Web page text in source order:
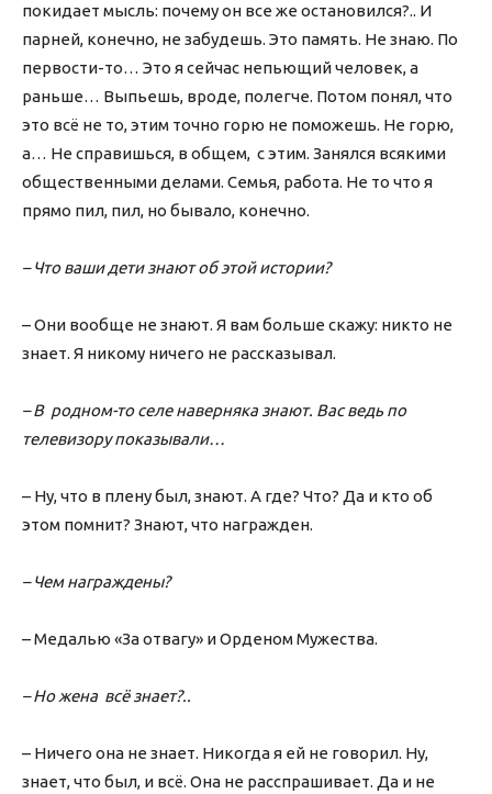
покидает мысль: почему он все же остановился?.. И
парней, конечно, не забудешь. Это память. Не знаю. По
первости-то… Это я сейчас непьющий человек, а
раньше… Выпьешь, вроде, полегче. Потом понял, что
это всё не то, этим точно горю не поможешь. Не горю,
а… Не справишься, в общем, с этим. Занялся всякими
общественными делами. Семья, работа. Не то что я
прямо пил, пил, но бывало, конечно.
– Что ваши дети знают об этой истории?
– Они вообще не знают. Я вам больше скажу: никто не
знает. Я никому ничего не рассказывал.
– В родном-то селе наверняка знают. Вас ведь по
телевизору показывали…
– Ну, что в плену был, знают. А где? Что? Да и кто об
этом помнит? Знают, что награжден.
– Чем награждены?
– Медалью «За отвагу» и Орденом Мужества.
– Но жена всё знает?..
– Ничего она не знает. Никогда я ей не говорил. Ну,
знает, что был, и всё. Она не расспрашивает. Да и не